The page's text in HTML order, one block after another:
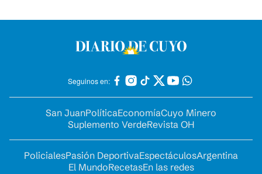
Seguinos en:
San JuanPolíticaEconomíaCuyo Minero
Suplemento VerdeRevista OH
PolicialesPasión DeportivaEspectáculosArgentina
El MundoRecetasEn las redes